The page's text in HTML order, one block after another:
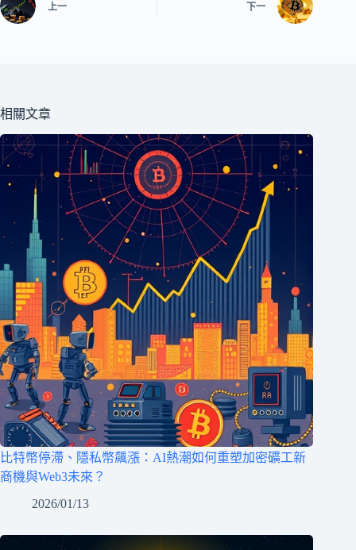
上一 下一
相關文章
比特幣停滯、隱私幣飆漲：AI熱潮如何重塑加密礦工新
商機與Web3未來？
2026/01/13